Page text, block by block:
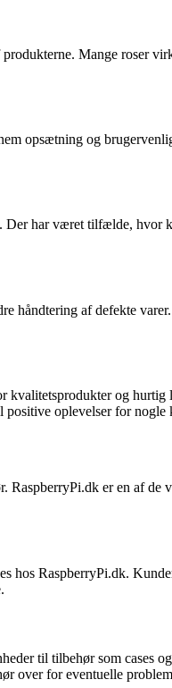
Mange roser
opsætning og
har været tilfælde, hvor
håndtering af defekte
kvalitetsprodukter og
oplevelser for nogle
er en af de
RaspberryPi.dk.
til tilbehør som cases
for eventuelle